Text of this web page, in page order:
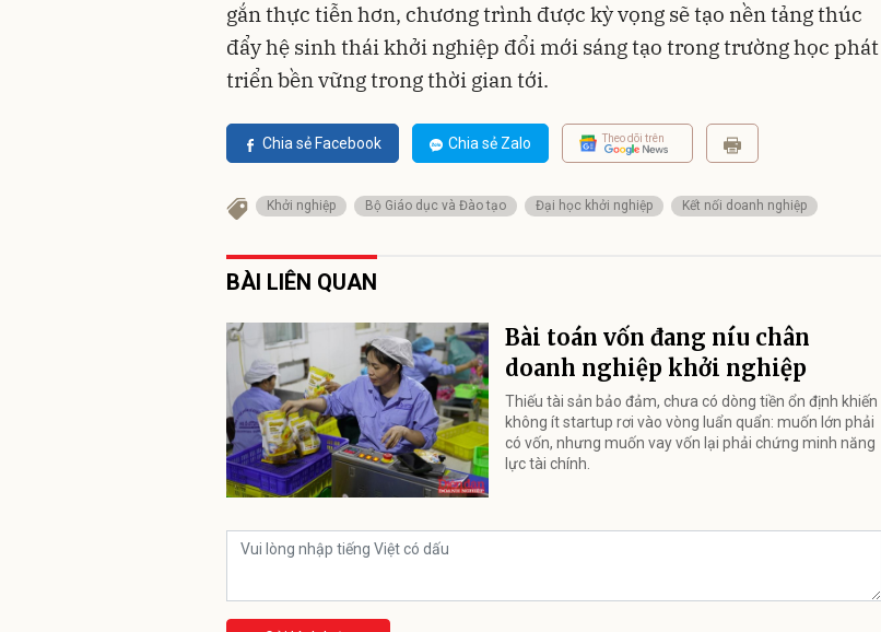
gắn thực tiễn hơn, chương trình được kỳ vọng sẽ tạo nền tảng thúc
đẩy hệ sinh thái khởi nghiệp đổi mới sáng tạo trong trường học phát
triển bền vững trong thời gian tới.
Chia sẻ Facebook Chia sẻ Zalo Theo dõi trên
Khởi nghiệp Bộ Giáo dục và Đào tạo Đại học khởi nghiệp Kết nối doanh nghiệp
BÀI LIÊN QUAN
Bài toán vốn đang níu chân
doanh nghiệp khởi nghiệp
Thiếu tài sản bảo đảm, chưa có dòng tiền ổn định khiến
không ít startup rơi vào vòng luẩn quẩn: muốn lớn phải
có vốn, nhưng muốn vay vốn lại phải chứng minh năng
lực tài chính.